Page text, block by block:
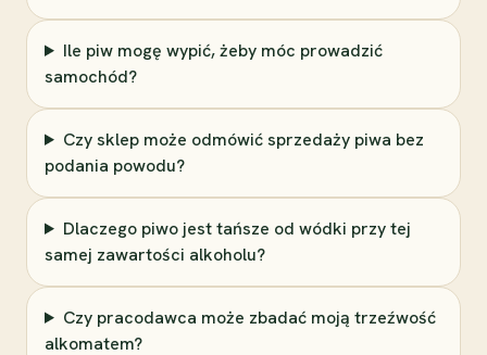
Ile piw mogę wypić, żeby móc prowadzić
samochód?
Czy sklep może odmówić sprzedaży piwa bez
podania powodu?
Dlaczego piwo jest tańsze od wódki przy tej
samej zawartości alkoholu?
Czy pracodawca może zbadać moją trzeźwość
alkomatem?